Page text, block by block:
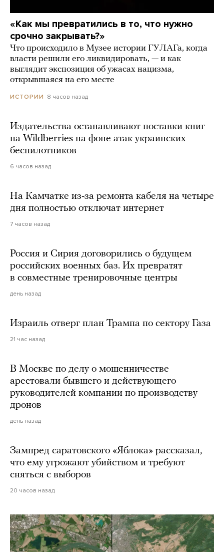
«Как мы превратились в то, что нужно
срочно закрывать?»
Что происходило в Музее истории ГУЛАГа, когда
власти решили его ликвидировать, — и как
выглядит экспозиция об ужасах нацизма,
открывшаяся на его месте
ИСТОРИИ 8 часов назад
Издательства останавливают поставки книг
на Wildberries на фоне атак украинских
беспилотников
6 часов назад
На Камчатке из-за ремонта кабеля на четыре
дня полностью отключат интернет
7 часов назад
Россия и Сирия договорились о будущем
российских военных баз. Их превратят
в совместные тренировочные центры
день назад
Израиль отверг план Трампа по сектору Газа
21 час назад
В Москве по делу о мошенничестве
арестовали бывшего и действующего
руководителей компании по производству
дронов
день назад
Зампред саратовского «Яблока» рассказал,
что ему угрожают убийством и требуют
сняться с выборов
20 часов назад